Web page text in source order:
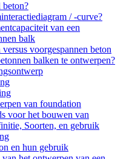
beton?
/ -curve?
van een
balk
voorgespannen beton
balken te ontwerpen?
van foundation
voor het bouwen van
Soorten, en gebruik
en hun gebruik